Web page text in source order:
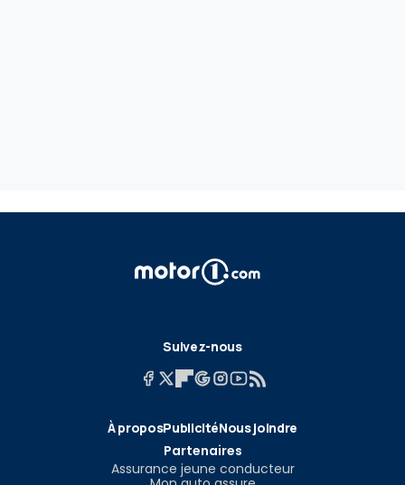
Suivez-nous
À proposPublicitéNous joindre
Partenaires
Assurance jeune conducteur